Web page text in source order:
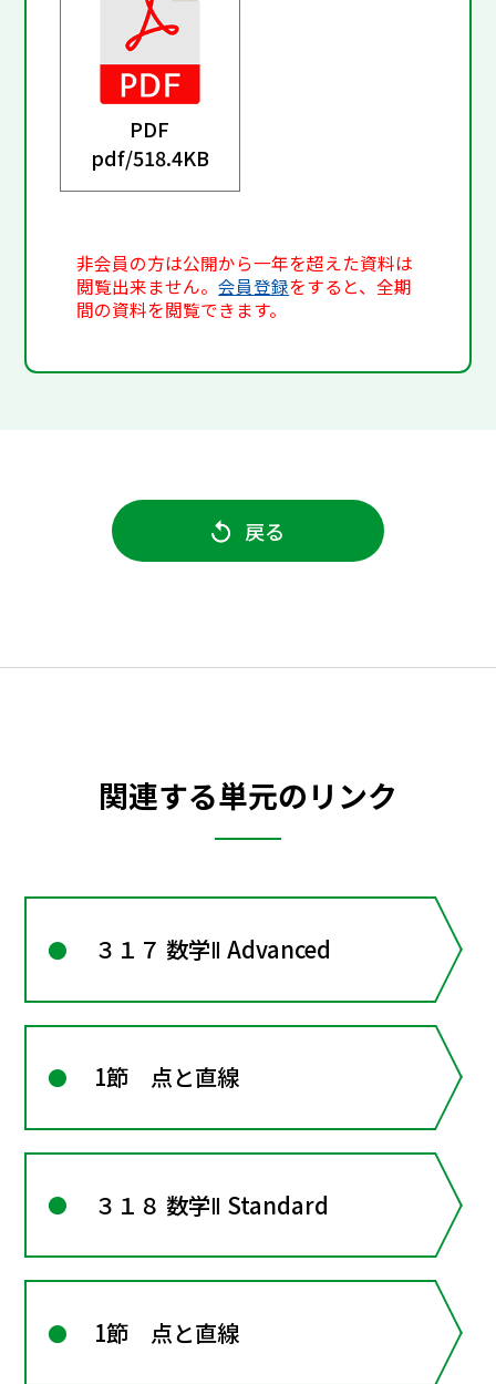
PDF
pdf/518.4KB
非会員の方は公開から一年を超えた資料は
閲覧出来ません。会員登録をすると、全期
間の資料を閲覧できます。
戻る
関連する単元のリンク
３１７ 数学Ⅱ Advanced
1節 点と直線
３１８ 数学Ⅱ Standard
1節 点と直線